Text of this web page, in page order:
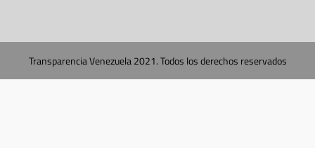
Transparencia Venezuela 2021. Todos los derechos reservados